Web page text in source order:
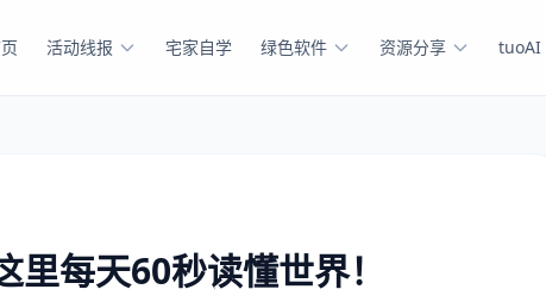
活动线报 宅家自学 绿色软件 资源分享 tuoAI
每天60秒读懂世界！